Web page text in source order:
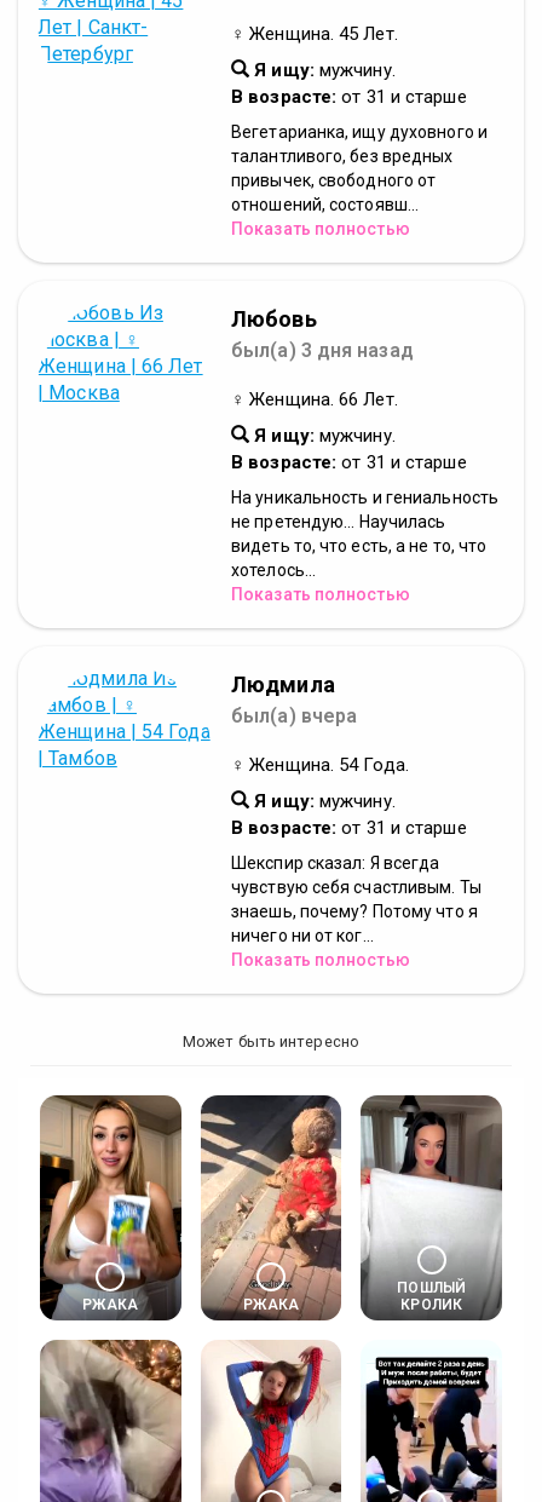
♀ Женщина. 45 Лет.
Я ищу: мужчину.
В возрасте: от 31 и старше
Вегетарианка, ищу духовного и
талантливого, без вредных
привычек, свободного от
отношений, состоявш...
Показать полностью
Любовь
был(а) 3 дня назад
♀ Женщина. 66 Лет.
Я ищу: мужчину.
В возрасте: от 31 и старше
На уникальность и гениальность
не претендую... Научилась
видеть то, что есть, а не то, что
хотелось...
Показать полностью
Людмила
был(а) вчера
♀ Женщина. 54 Года.
Я ищу: мужчину.
В возрасте: от 31 и старше
Шекспир сказал: Я всегда
чувствую себя счастливым. Ты
знаешь, почему? Потому что я
ничего ни от ког...
Показать полностью
Может быть интересно
РЖАКА РЖАКА
ПОШЛЫЙ
КРОЛИК